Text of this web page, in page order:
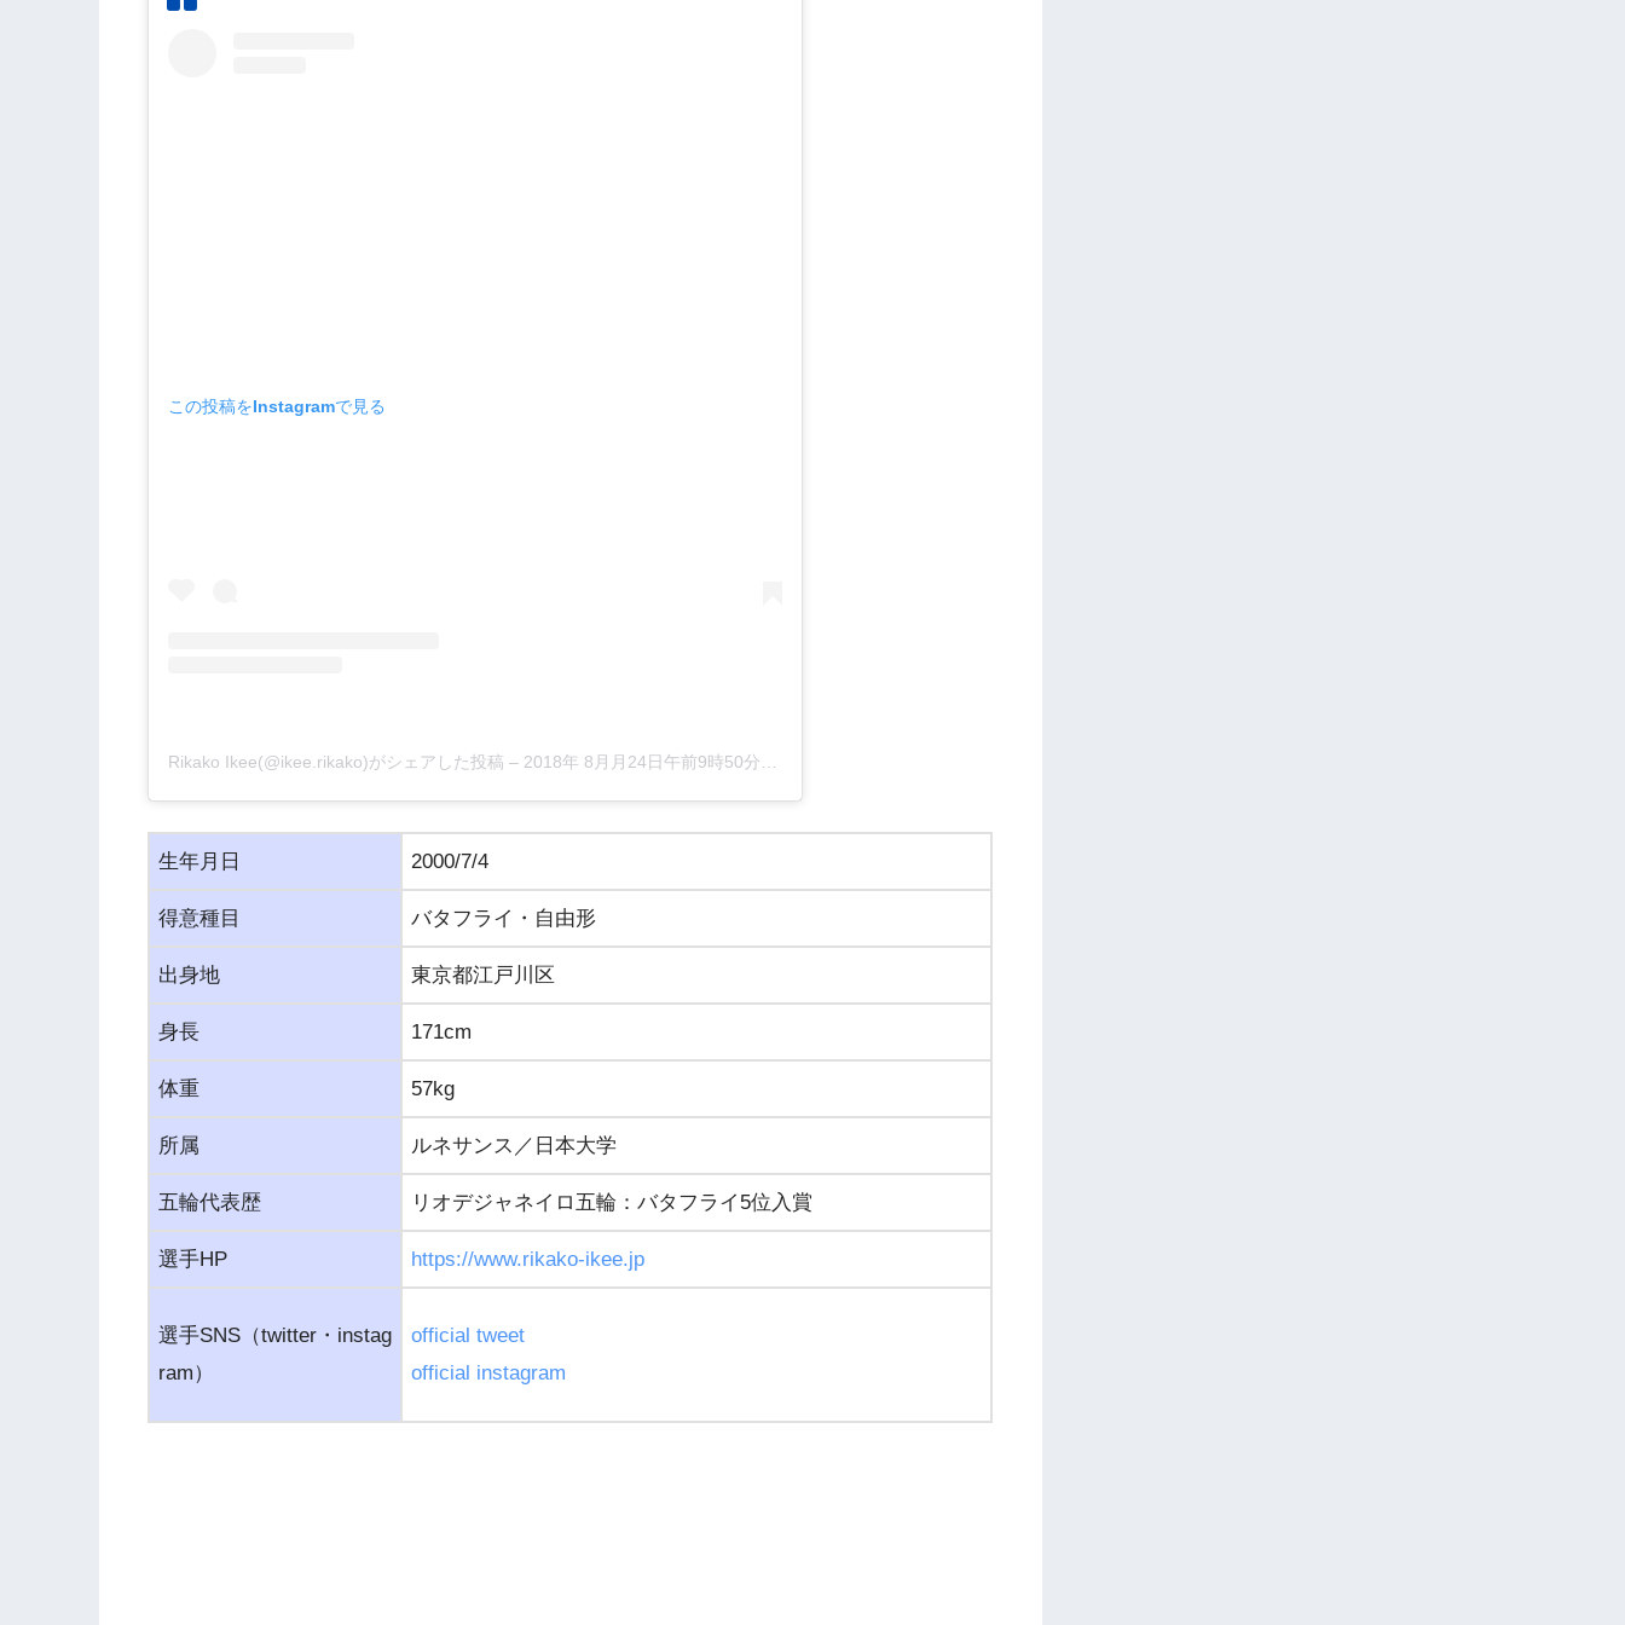
この投稿をInstagramで見る
Rikako Ikee(@ikee.rikako)がシェアした投稿 – 2018年 8月月24日午前9時50分PDT
生年月日 2000/7/4
得意種目 バタフライ・自由形
出身地 東京都江戸川区
身長 171cm
体重 57kg
所属 ルネサンス／日本大学
五輪代表歴 リオデジャネイロ五輪：バタフライ5位入賞
選手HP https://www.rikako-ikee.jp
選手SNS（twitter・instag
ram）
official tweet
official instagram